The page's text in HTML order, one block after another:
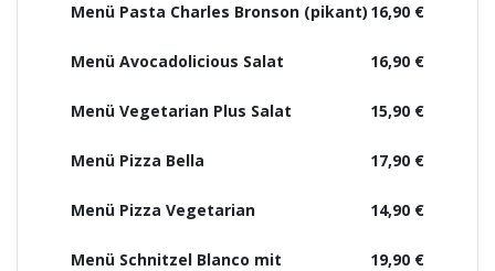
16,90 €
Menü Pasta Charles Bronson (pikant)
16,90 €
Menü Avocadolicious Salat
15,90 €
Menü Vegetarian Plus Salat
17,90 €
Menü Pizza Bella
14,90 €
Menü Pizza Vegetarian
19,90 €
Menü Schnitzel Blanco mit